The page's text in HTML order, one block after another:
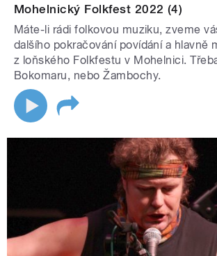
Mohelnický Folkfest 2022 (4)
Máte-li rádi folkovou muziku, zveme
dalšího pokračování povídání a hlavně
z loňského Folkfestu v Mohelnici.
Bokomaru, nebo Žambochy.